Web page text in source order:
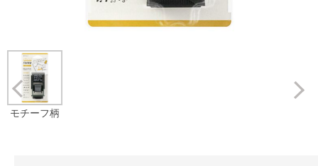
モチーフ柄
Prev